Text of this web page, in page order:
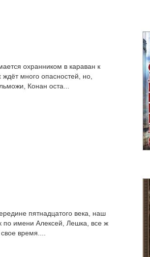
охранником в караван к
много опасностей, но,
Конан оста...
пятнадцатого века, наш
по имени Алексей, Лешка, все ж
время....